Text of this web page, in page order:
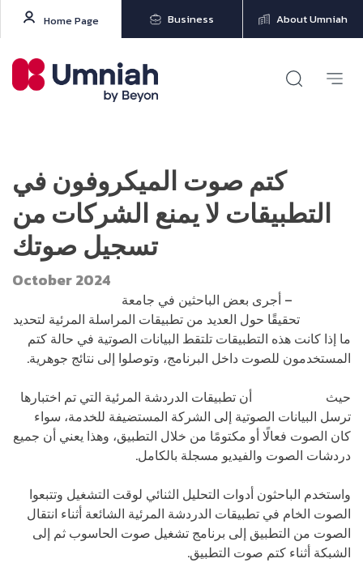
Home Page Business About Umniah
كتم صوت الميكروفون في
التطبيقات لا يمنع الشركات من
تسجيل صوتك
October 2024
– أجرى بعض الباحثين في جامعة
تحقيقًا حول العديد من تطبيقات المراسلة المرئية لتحديد
ما إذا كانت هذه التطبيقات تلتقط البيانات الصوتية في حالة كتم
المستخدمون للصوت داخل البرنامج، وتوصلوا إلى نتائج جوهرية.
حيث
أن تطبيقات الدردشة المرئية التي تم اختبارها
ترسل البيانات الصوتية إلى الشركة المستضيفة للخدمة، سواء
كان الصوت فعالًا أو مكتومًا من خلال التطبيق، وهذا يعني أن جميع
دردشات الصوت والفيديو مسجلة بالكامل.
واستخدم الباحثون أدوات التحليل الثنائي لوقت التشغيل وتتبعوا
الصوت الخام في تطبيقات الدردشة المرئية الشائعة أثناء انتقال
الصوت من التطبيق إلى برنامج تشغيل صوت الحاسوب ثم إلى
الشبكة أثناء كتم صوت التطبيق.